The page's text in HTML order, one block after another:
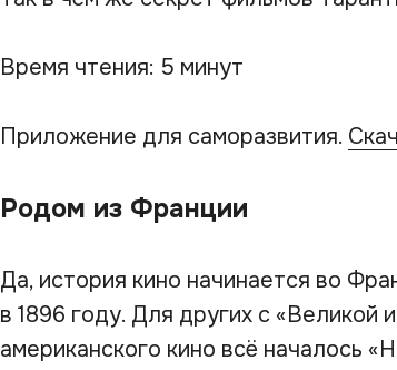
Время чтения: 5 минут
Приложение для саморазвития.
Родом из Франции
Да, история кино начинается во
в 1896 году. Для других с «Великой
американского кино всё началось